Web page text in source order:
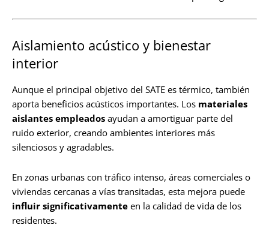
Aislamiento acústico y bienestar
interior
Aunque el principal objetivo del SATE es térmico, también
aporta beneficios acústicos importantes. Los materiales
aislantes empleados ayudan a amortiguar parte del
ruido exterior, creando ambientes interiores más
silenciosos y agradables.
En zonas urbanas con tráfico intenso, áreas comerciales o
viviendas cercanas a vías transitadas, esta mejora puede
influir significativamente en la calidad de vida de los
residentes.